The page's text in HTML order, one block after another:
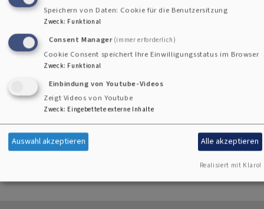
https://www.sonntagsblatt.de/morgenfeier
Zukunft Stichwahl Shaker
Vorbild
Bonhoeffer Veränderung
Üben
Freiheit Gemeinschaft
Speichern von Daten: Cookie für die Benutzersitzung
Zweck: Funktional
Consent Manager (immer erforderlich)
Cookie Consent speichert Ihre Einwilligungsstatus im Browser
Zweck: Funktional
Einbindung von Youtube-Videos
Zeigt Videos von Youtube
Zweck: Eingebettete externe Inhalte
Auswahl akzeptieren Alle akzeptieren
Realisiert mit Klaro!